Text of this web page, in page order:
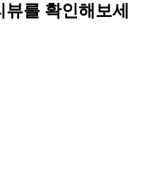
를 확인해보세